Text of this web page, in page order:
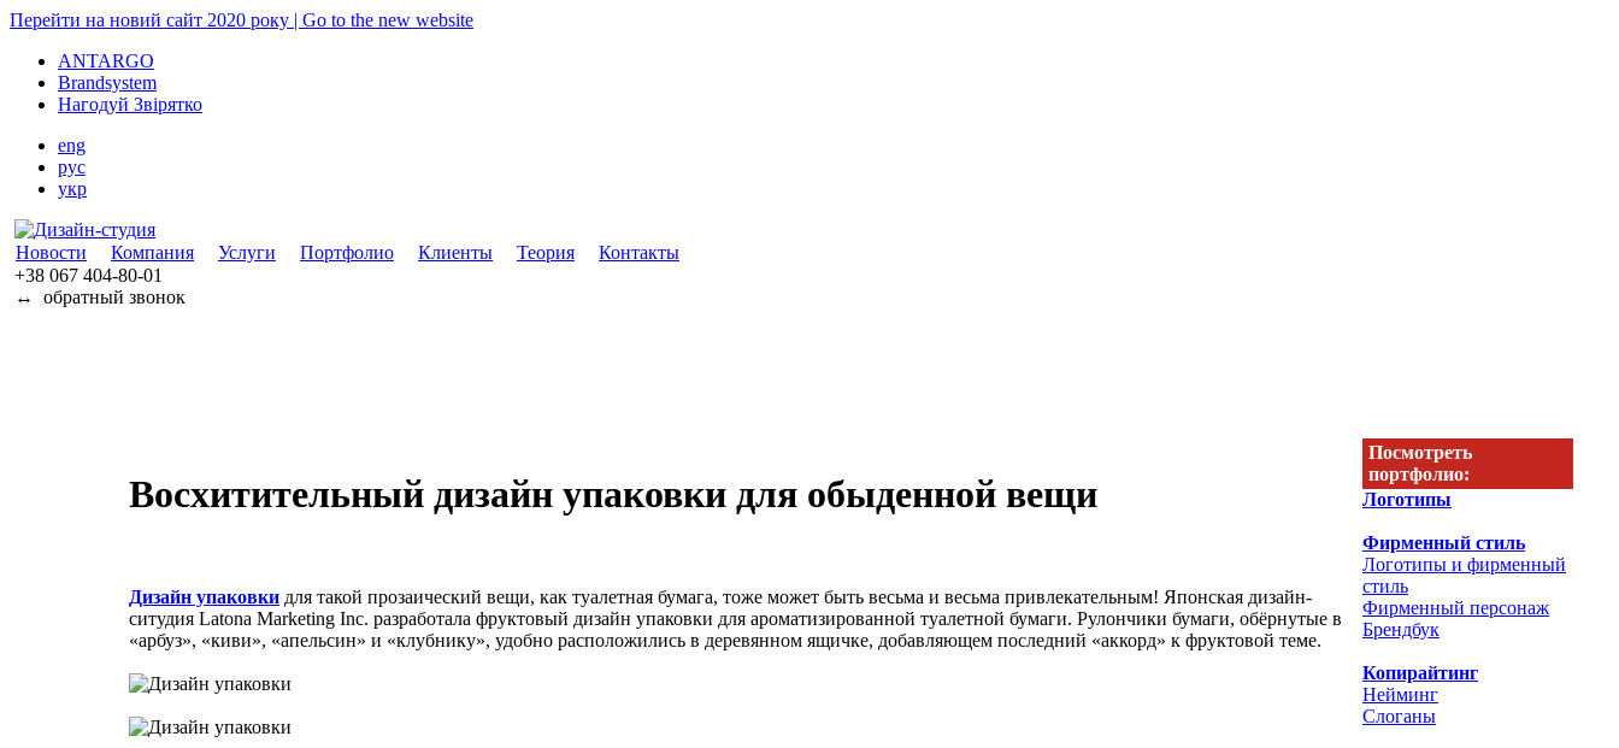
Перейти на новий сайт 2020 року | Go to the new website
ANTARGO
Brandsystem
Нагодуй Звірятко
eng
рус
укр
Новости Компания Услуги Портфолио Клиенты Теория
Контакты
+38 067 404-80-01
↔
обратный звонок
Восхитительный дизайн упаковки для обыденной вещи
Дизайн упаковки для такой прозаический вещи, как туалетная бумага, тоже может быть весьма и весьма привлекательным! Японская дизайн-
ситудия Latona Marketing Inc. разработала фруктовый дизайн упаковки для ароматизированной туалетной бумаги. Рулончики бумаги, обёрнутые в
«арбуз», «киви», «апельсин» и «клубнику», удобно расположились в деревянном ящичке, добавляющем последний «аккорд» к фруктовой теме.
Посмотреть
портфолио:
Логотипы
Фирменный стиль
Логотипы и фирменный
стиль
Фирменный персонаж
Брендбук
Копирайтинг
Нейминг
Слоганы